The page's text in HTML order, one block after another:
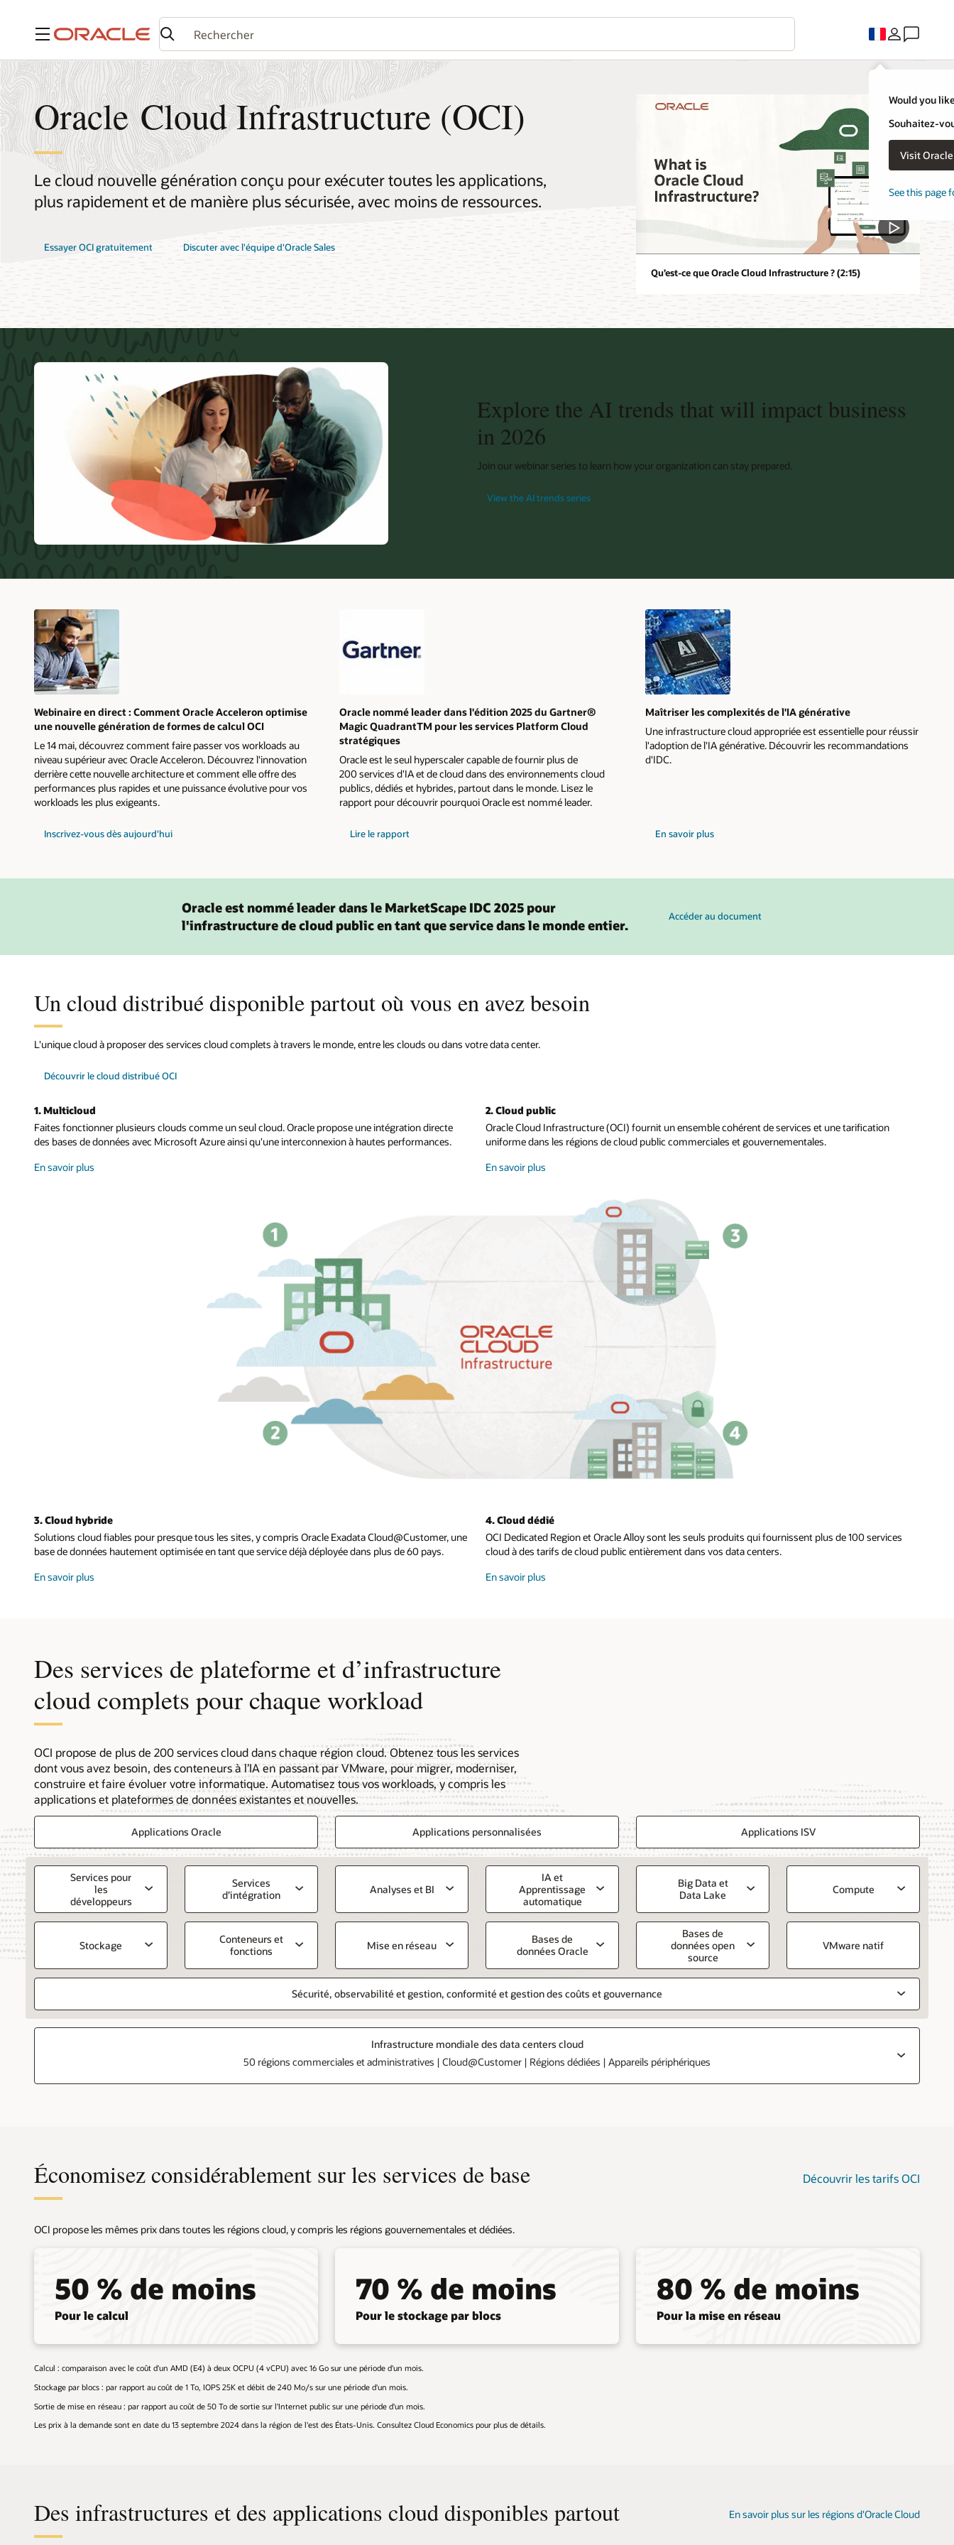
Menu
Would you
Souhaitez-
Visit
See this page
Oracle Cloud Infrastructure (OCI)
Le cloud nouvelle génération conçu pour exécuter toutes les applications,
plus rapidement et de manière plus sécurisée, avec moins de ressources.
Essayer OCI gratuitement Discuter avec l'équipe d'Oracle Sales
Qu’est-ce que Oracle Cloud Infrastructure ? (2:15)
Explore the AI trends that will impact business
in 2026
Join our webinar series to learn how your organization can stay prepared.
View the AI trends series
Webinaire en direct : Comment Oracle Acceleron optimise
une nouvelle génération de formes de calcul OCI
Le 14 mai, découvrez comment faire passer vos workloads au
niveau supérieur avec Oracle Acceleron. Découvrez l'innovation
derrière cette nouvelle architecture et comment elle offre des
performances plus rapides et une puissance évolutive pour vos
workloads les plus exigeants.
Inscrivez-vous dès aujourd'hui
propos
direct
génération
calcul
OCI
Oracle nommé leader dans l'édition 2025 du Gartner®
Magic QuadrantTM pour les services Platform Cloud
stratégiques
Oracle est le seul hyperscaler capable de fournir plus de
200 services d'IA et de cloud dans des environnements cloud
publics, dédiés et hybrides, partout dans le monde. Lisez le
rapport pour découvrir pourquoi Oracle est nommé leader.
Lire le rapport
de
les
services
de
cloud
Maîtriser les complexités de l'IA générative
Une infrastructure cloud appropriée est essentielle pour réussir
l'adoption de l'IA générative. Découvrir les recommandations
d'IDC.
En savoir plus
la
générative
cloud
Oracle est nommé leader dans le MarketScape IDC 2025 pour
l'infrastructure de cloud public en tant que service dans le monde entier.
Accéder au document
Un cloud distribué disponible partout où vous en avez besoin
L'unique cloud à proposer des services cloud complets à travers le monde, entre les clouds ou dans votre data center.
Découvrir le cloud distribué OCI
1. Multicloud
Faites fonctionner plusieurs clouds comme un seul cloud. Oracle propose une intégration directe
des bases de données avec Microsoft Azure ainsi qu'une interconnexion à hautes performances.
En savoir plus
2. Cloud public
Oracle Cloud Infrastructure (OCI) fournit un ensemble cohérent de services et une tarification
uniforme dans les régions de cloud public commerciales et gouvernementales.
En savoir plus
3. Cloud hybride
Solutions cloud fiables pour presque tous les sites, y compris Oracle Exadata Cloud@Customer, une
base de données hautement optimisée en tant que service déjà déployée dans plus de 60 pays.
En savoir plus
4. Cloud dédié
OCI Dedicated Region et Oracle Alloy sont les seuls produits qui fournissent plus de 100 services
cloud à des tarifs de cloud public entièrement dans vos data centers.
En savoir plus
Des services de plateforme et d’infrastructure
cloud complets pour chaque workload
OCI propose de plus de 200 services cloud dans chaque région cloud. Obtenez tous les services
dont vous avez besoin, des conteneurs à l’IA en passant par VMware, pour migrer, moderniser,
construire et faire évoluer votre informatique. Automatisez tous vos workloads, y compris les
applications et plateformes de données existantes et nouvelles.
Applications Oracle Applications personnalisées Applications ISV
Services pour
les
développeurs
Services
d’intégration
Analyses et BI
IA et
Apprentissage
automatique
Big Data et
Data Lake
Compute
Stockage
Conteneurs et
fonctions
Mise en réseau
Bases de
données Oracle
Bases de
données open
source
VMware natif
Sécurité, observabilité et gestion, conformité et gestion des coûts et gouvernance
Infrastructure mondiale des data centers cloud
50 régions commerciales et administratives | Cloud@Customer | Régions dédiées | Appareils périphériques
Économisez considérablement sur les services de base Découvrir les tarifs OCI
OCI propose les mêmes prix dans toutes les régions cloud, y compris les régions gouvernementales et dédiées.
50 % de moins
Pour le calcul
70 % de moins
Pour le stockage par blocs
80 % de moins
Pour la mise en réseau
Calcul : comparaison avec le coût d'un AMD (E4) à deux OCPU (4 vCPU) avec 16 Go sur une période d'un mois.
Stockage par blocs : par rapport au coût de 1 To, IOPS 25K et débit de 240 Mo/s sur une période d'un mois.
Sortie de mise en réseau : par rapport au coût de 50 To de sortie sur l'Internet public sur une période d'un mois.
Les prix à la demande sont en date du 13 septembre 2024 dans la région de l'est des États-Unis. Consultez Cloud Economics pour plus de détails.
Des infrastructures et des applications cloud disponibles partout En savoir plus sur les régions d'Oracle Cloud